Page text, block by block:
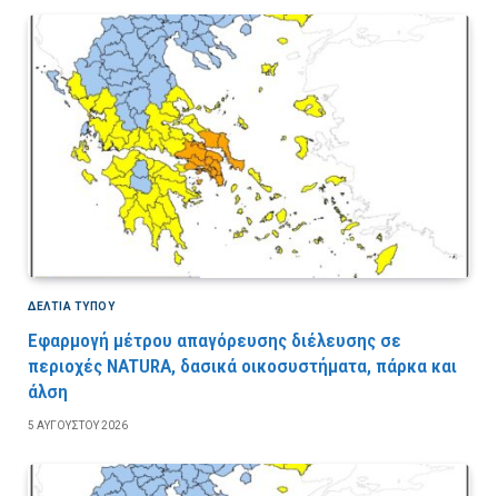
ΔΕΛΤΙΑ ΤΥΠΟΥ
Εφαρμογή μέτρου απαγόρευσης διέλευσης σε
περιοχές NATURA, δασικά οικοσυστήματα, πάρκα και
άλση
5 ΑΥΓΟΎΣΤΟΥ 2026